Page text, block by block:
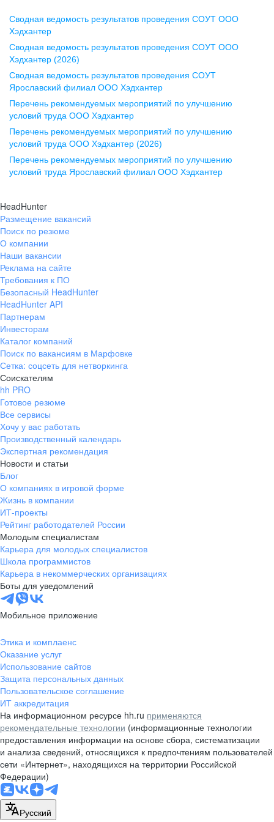
Воронеж
ул. Комиссаржевской, д. 10,
офис 1212
+7 473 280-05-05
pr@vrn.hh.ru
ул. Спартаковская, д. 2А, этаж 3,
помещение 15
+7 843 212-12-50
Екатеринбург
ул. Боевых Дружин, стр. 20,
+7 343 226-79-99
pr@ural.hh.ru
ул. Янковского, д. 169, 7 этаж,
706 каб.
+7 861 205-55-57
pr@krd.hh.ru
Владивосток
пер. Ланинский д. 4, офис 3.4
+7 423 202-33-28
pr@dv.hh.ru
Новосибирск
ул. Большевистская, д. 35,
помещение 21
+7 383 207-94-64
pr@nsk.hh.ru
Минск
пр-т Дзержинского, д. 57,
10 этаж, помещение 45-1
pr@rabota.by
Алматы
пр. Абая, д. 151, БЦ Алатау,
12 этаж, офис 1209
+7 727 232-13-13
pr@headhunter.com.kz
Сводная ведомость результатов проведения СОУТ ООО
Хэдхантер
Сводная ведомость результатов проведения СОУТ ООО
Хэдхантер (2026)
Сводная ведомость результатов проведения СОУТ
Ярославский филиал ООО Хэдхантер
Перечень рекомендуемых мероприятий по улучшению
условий труда ООО Хэдхантер
Перечень рекомендуемых мероприятий по улучшению
условий труда ООО Хэдхантер (2026)
Перечень рекомендуемых мероприятий по улучшению
условий труда Ярославский филиал ООО Хэдхантер
HeadHunter
Размещение вакансий
Поиск по резюме
О компании
Наши вакансии
Реклама на сайте
Требования к ПО
Безопасный HeadHunter
HeadHunter API
Партнерам
Инвесторам
Каталог компаний
Поиск по вакансиям в Марфовке
Сетка: соцсеть для нетворкинга
Соискателям
hh PRO
Готовое резюме
Все сервисы
Хочу у вас работать
Производственный календарь
Экспертная рекомендация
Новости и статьи
Блог
О компаниях в игровой форме
Жизнь в компании
ИТ-проекты
Рейтинг работодателей России
Молодым специалистам
Карьера для молодых специалистов
Школа программистов
Карьера в некоммерческих организациях
Боты для уведомлений
Мобильное приложение
Этика и комплаенс
Оказание услуг
Использование сайтов
Защита персональных данных
Пользовательское соглашение
ИТ аккредитация
На информационном ресурсе hh.ru применяются
рекомендательные технологии (информационные технологии
предоставления информации на основе сбора, систематизации
и анализа сведений, относящихся к предпочтениям пользователей
сети «Интернет», находящихся на территории Российской
Федерации)
Русский